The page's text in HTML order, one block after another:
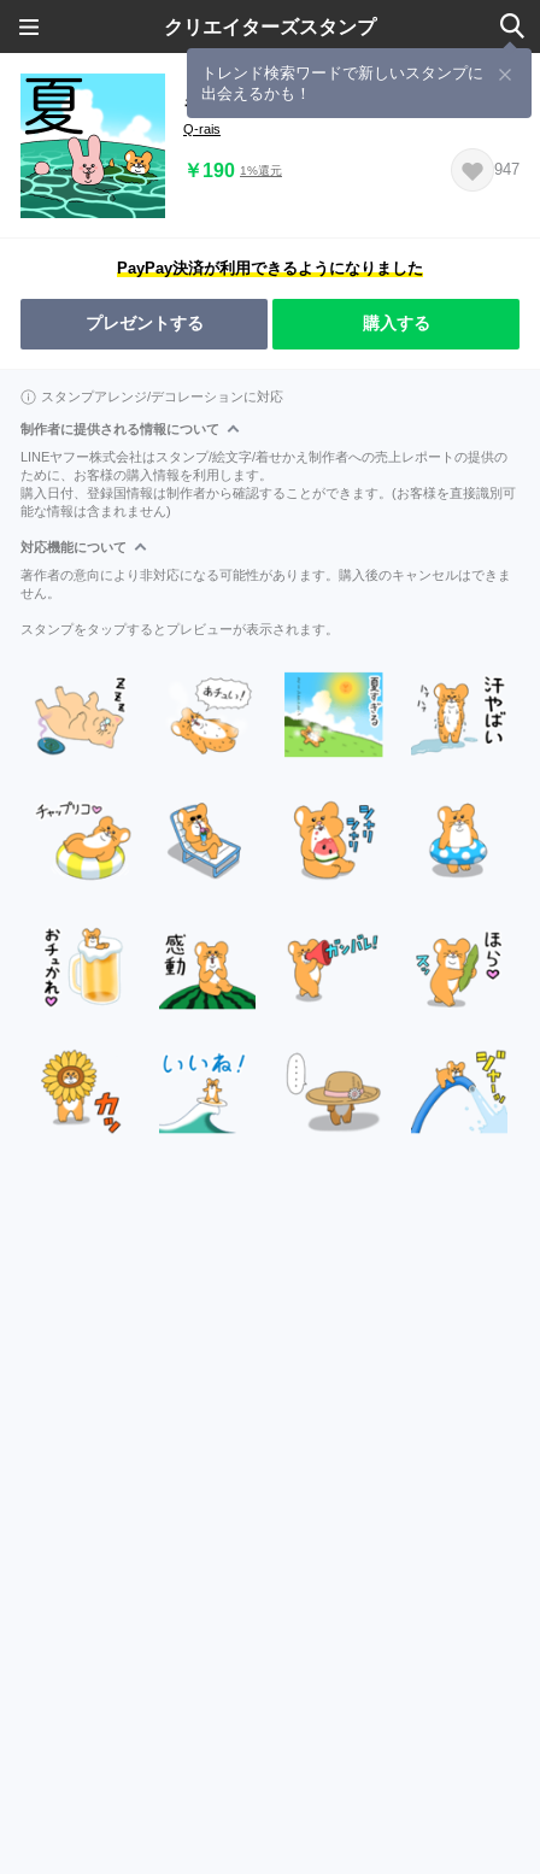
クリエイターズスタンプ
トレンド検索ワードで新しいスタンプに
出会えるかも！
キューライス・サマー・スタンプ
Q-rais
￥190 1%還元 947
PayPay決済が利用できるようになりました
プレゼントする 購入する
スタンプアレンジ/デコレーションに対応
制作者に提供される情報について
LINEヤフー株式会社はスタンプ/絵文字/着せかえ制作者への売上レポートの提供の
ために、お客様の購入情報を利用します。
購入日付、登録国情報は制作者から確認することができます。(お客様を直接識別可
能な情報は含まれません)
対応機能について
著作者の意向により非対応になる可能性があります。購入後のキャンセルはできま
せん。
スタンプをタップするとプレビューが表示されます。